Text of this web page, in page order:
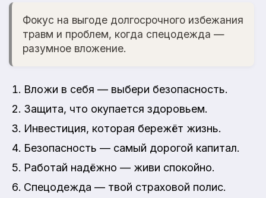
Фокус на выгоде долгосрочного избежания
травм и проблем, когда спецодежда —
разумное вложение.
Вложи в себя — выбери безопасность.
Защита, что окупается здоровьем.
Инвестиция, которая бережёт жизнь.
Безопасность — самый дорогой капитал.
Работай надёжно — живи спокойно.
Спецодежда — твой страховой полис.